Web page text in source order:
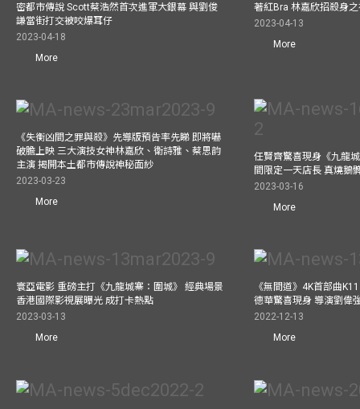
密都市傳說 Scott蔡浩然首次進軍大銀幕 與劉俊
謙當街打交被咬爆耳仔
2023-04-18
More
著紅Bra 林嘉欣招殺身
2023-04-13
More
《失衡凶間之罪與殺》先導版預告率先睇 即將嚇
破膽上映 三大演技女神林嘉欣、衛詩雅、蔡思韵
主演 揭開本土都市傳說神秘面紗
2023-03-23
More
任賢齊驚喜現身《九龍
間限定一天店長 真燒鵝
2023-03-16
More
寰亞電影 重磅主打《九龍城寨：圍城》 經典場景
香港國際影視展曝光 成打卡熱點
2023-03-13
More
《無間道》4K首部曲
德華驚喜現身 導演劉偉
2022-12-13
More